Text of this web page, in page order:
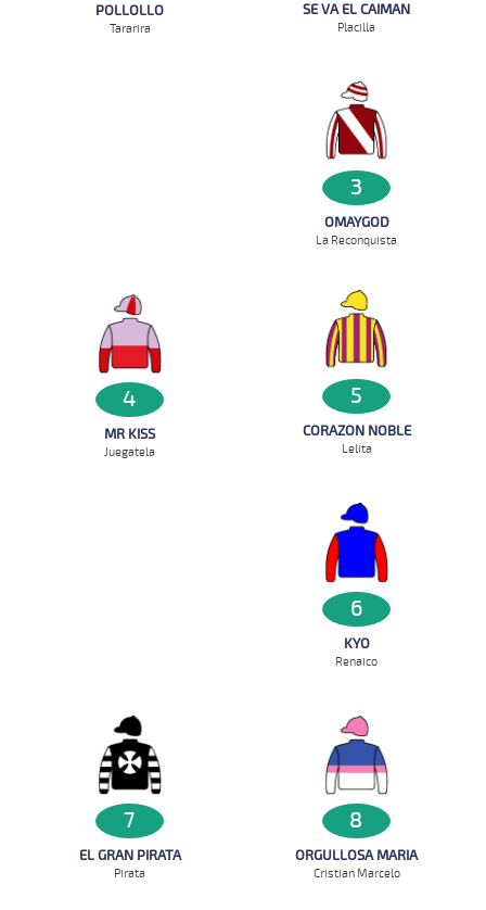
POLLOLLO
Tararira
SE VA EL CAIMAN
Placilla
3
OMAYGOD
La Reconquista
4
MR KISS
Juegatela
5
CORAZON NOBLE
Lelita
6
KYO
Renaico
7
EL GRAN PIRATA
Pirata
8
ORGULLOSA MARIA
Cristian Marcelo